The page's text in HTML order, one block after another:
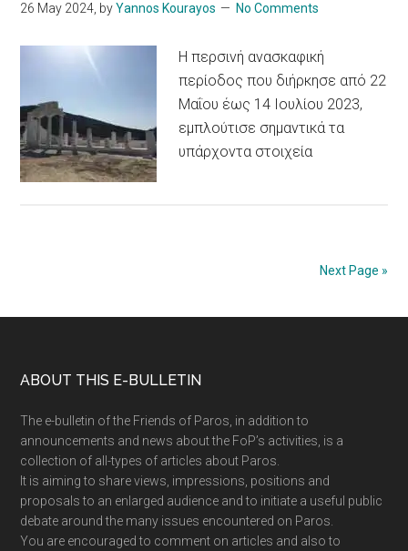
26 May 2024, byYannos Kourayos No Comments
Η περσινή ανασκαφική
περίοδος που διήρκησε από 22
Μαΐου έως 14 Ιουλίου 2023,
εμπλούτισε σημαντικά τα
υπάρχοντα στοιχεία
Next Page »
Footer
ABOUT THIS E-BULLETIN
The e-bulletin of the Friends of Paros, in addition to
announcements and news about the FoP’s activities, is a
collection of all-types of articles about Paros.
It is aiming to share views, impressions, positions and
proposals to an enlarged audience and to initiate a useful public
debate around the many issues encountered on Paros.
You are encouraged to comment on articles and also to